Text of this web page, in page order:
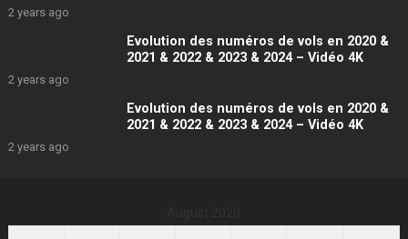
2 years ago
Evolution des numéros de vols en 2020 &
2021 & 2022 & 2023 & 2024 – Vidéo 4K
2 years ago
Evolution des numéros de vols en 2020 &
2021 & 2022 & 2023 & 2024 – Vidéo 4K
2 years ago